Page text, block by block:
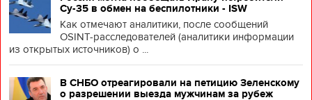
Су-35 в обмен на беспилотники - ISW
Как отмечают аналитики, после сообщений
OSINT-расследователей (аналитики информации
из открытых источников) о ...
В СНБО отреагировали на петицию Зеленскому
о разрешении выезда мужчинам за рубеж